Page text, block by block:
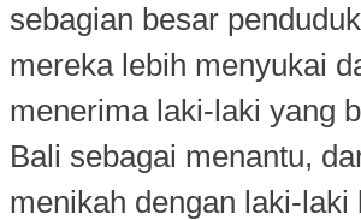
sebagian besar
mereka lebih menyukai
menerima laki-laki yang
Bali sebagai menantu,
menikah dengan laki-laki